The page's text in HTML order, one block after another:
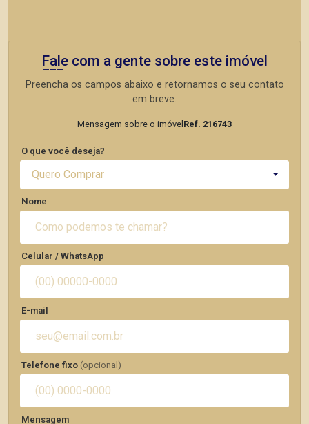
Fale com a gente sobre este imóvel
Preencha os campos abaixo e retornamos o seu contato
em breve.
Mensagem sobre o imóvel Ref. 216743
O que você deseja?
Quero Comprar
Nome
Celular / WhatsApp
E-mail
Telefone fixo (opcional)
Mensagem